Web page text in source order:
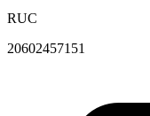
RUC
20602457151